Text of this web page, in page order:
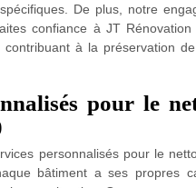
De plus, notre
confiance à JT
à la préservation
pour le
personnalisés pour le
bâtiment a ses propres